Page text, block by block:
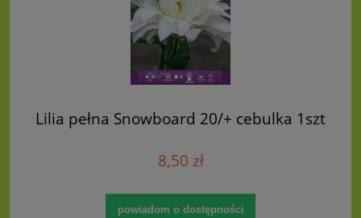
Lilia pełna Snowboard 20/+ cebulka 1szt
8,50 zł
powiadom o dostępności